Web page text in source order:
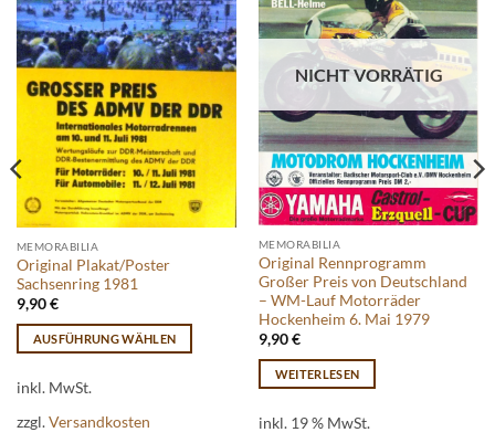
MEMORABILIA
Original Plakat/Poster
Sachsenring 1981
9,90€
AUSFÜHRUNG WÄHLEN
Produkt
mehrere
inkl. MwSt.
zzgl.Versandkosten
NICHT VORRÄTIG
MEMORABILIA
Original Rennprogramm
Großer Preis von Deutschland
– WM-Lauf Motorräder
Hockenheim 6. Mai 1979
9,90€
WEITERLESEN
inkl. 19 % MwSt.